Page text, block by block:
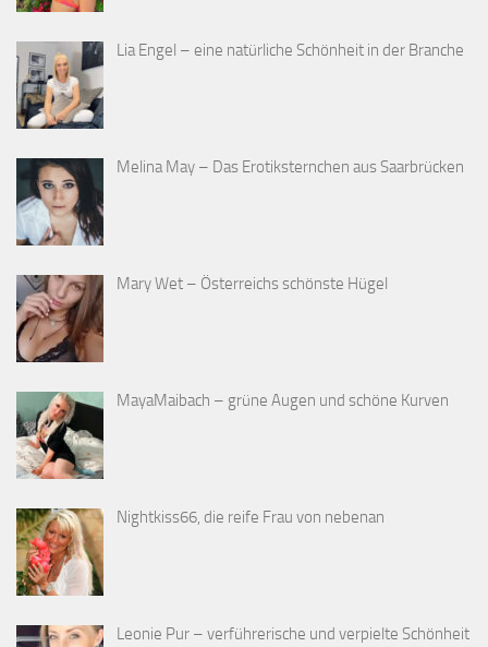
Lia Engel – eine natürliche Schönheit in der Branche
Melina May – Das Erotiksternchen aus Saarbrücken
Mary Wet – Österreichs schönste Hügel
MayaMaibach – grüne Augen und schöne Kurven
Nightkiss66, die reife Frau von nebenan
Leonie Pur – verführerische und verpielte Schönheit